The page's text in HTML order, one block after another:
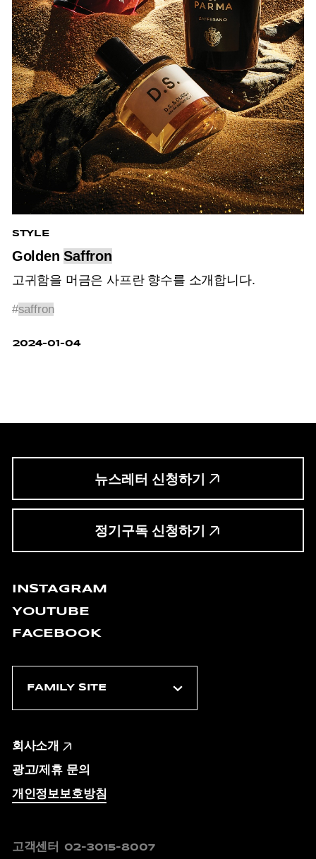
STYLE
GoldenSaffron
고귀함을 머금은 사프란 향수를 소개합니다.
#saffron
2024-01-04
뉴스레터 신청하기
정기구독 신청하기
INSTAGRAM
YOUTUBE
FACEBOOK
회사소개
광고/제휴 문의
개인정보보호방침
고객센터 02-3015-8007